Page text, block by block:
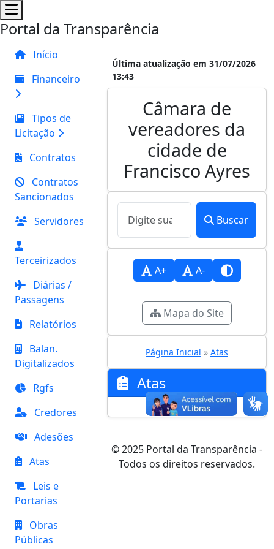
Portal da Transparência
Início
Financeiro
Tipos de
Licitação
Contratos
Contratos
Sancionados
Servidores
Terceirizados
Diárias /
Passagens
Relatórios
Balan.
Digitalizados
Rgfs
Credores
Adesões
Atas
Leis e
Portarias
Obras
Públicas
Última atualização em 31/07/2026
13:43
Câmara de
vereadores da
cidade de
Francisco Ayres
Buscar
A+ A-
Mapa do Site
Página Inicial » Atas
Atas
© 2025 Portal da Transparência -
Todos os direitos reservados.